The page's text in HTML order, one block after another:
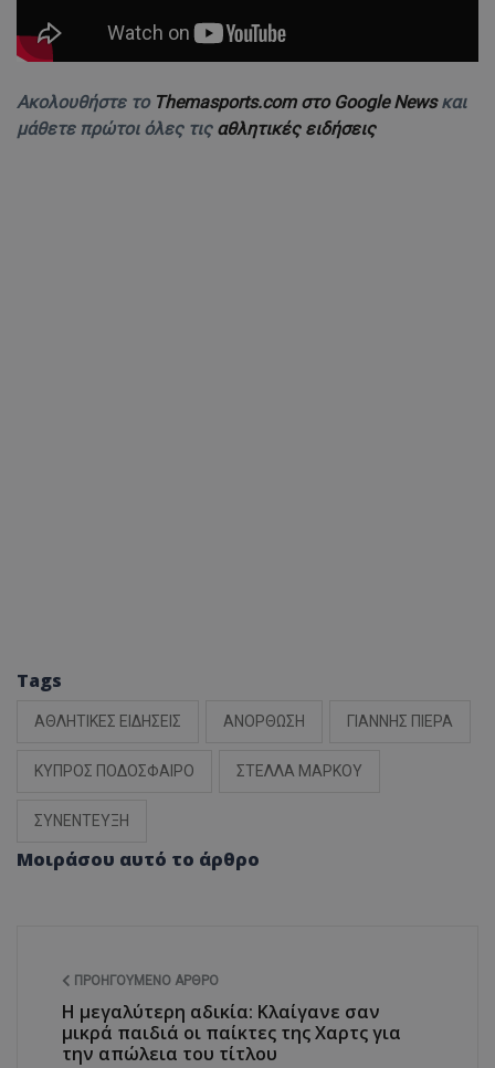
Ακολουθήστε το Themasports.com στο Google Newsκαι
μάθετε πρώτοι όλες τις αθλητικές ειδήσεις
Tags
ΑΘΛΗΤΙΚΕΣ ΕΙΔΗΣΕΙΣ ΑΝΟΡΘΩΣΗ ΓΙΑΝΝΗΣ ΠΙΕΡΑ
ΚΥΠΡΟΣ ΠΟΔΟΣΦΑΙΡΟ ΣΤΕΛΛΑ ΜΑΡΚΟΥ
ΣΥΝΕΝΤΕΥΞΗ
Μοιράσου αυτό το άρθρο
ΠΡΟΗΓΟΎΜΕΝΟ ΆΡΘΡΟ
Η μεγαλύτερη αδικία: Κλαίγανε σαν
μικρά παιδιά οι παίκτες της Χαρτς για
την απώλεια του τίτλου